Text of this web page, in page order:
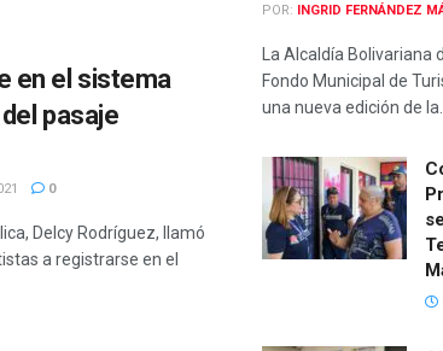
en el sistema
pasaje
0
Delcy Rodríguez, llamó
a registrarse en el
POR: INGRID FERNÁNDEZ
La Alcaldía Bolivariana
Fondo Municipal de
una nueva edición de la...